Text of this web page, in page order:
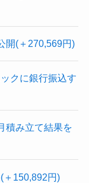
開(＋270,569円)
クに銀行振込す
積み立て結果を
＋150,892円)